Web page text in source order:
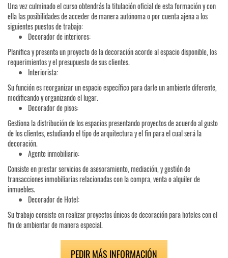
Una vez culminado el curso obtendrás la titulación oficial de esta formación y con
ella las posibilidades de acceder de manera autónoma o por cuenta ajena a los
siguientes puestos de trabajo:
Decorador de interiores:
Planifica y presenta un proyecto de la decoración acorde al espacio disponible, los
requerimientos y el presupuesto de sus clientes.
Interiorista:
Su función es reorganizar un espacio específico para darle un ambiente diferente,
modificando y organizando el lugar.
Decorador de pisos:
Gestiona la distribución de los espacios presentando proyectos de acuerdo al gusto
de los clientes, estudiando el tipo de arquitectura y el fin para el cual será la
decoración.
Agente inmobiliario:
Consiste en prestar servicios de asesoramiento, mediación, y gestión de
transacciones inmobiliarias relacionadas con la compra, venta o alquiler de
inmuebles.
Decorador de Hotel:
Su trabajo consiste en realizar proyectos únicos de decoración para hoteles con el
fin de ambientar de manera especial.
PEDIR MÁS INFORMACIÓN